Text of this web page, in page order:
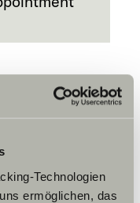
Technologien
ermöglichen, das